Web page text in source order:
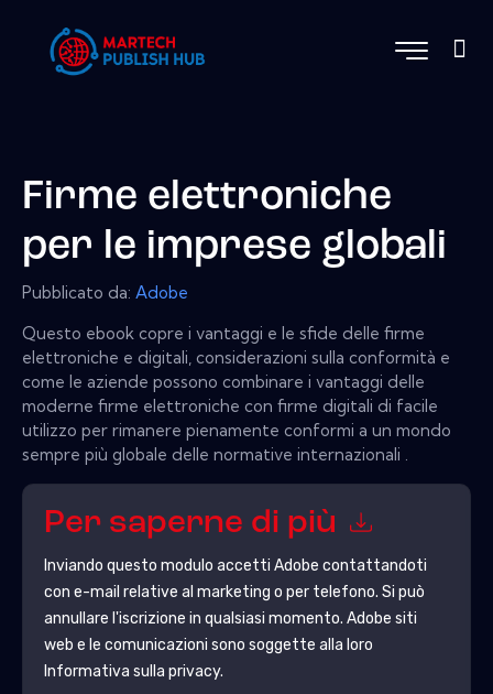
Firme elettroniche
per le imprese globali
Pubblicato da: Adobe
Questo ebook copre i vantaggi e le sfide delle firme
elettroniche e digitali, considerazioni sulla conformità e
come le aziende possono combinare i vantaggi delle
moderne firme elettroniche con firme digitali di facile
utilizzo per rimanere pienamente conformi a un mondo
sempre più globale delle normative internazionali .
Per saperne di più
Inviando questo modulo accetti Adobe contattandoti
con e-mail relative al marketing o per telefono. Si può
annullare l'iscrizione in qualsiasi momento. Adobe siti
web e le comunicazioni sono soggette alla loro
Informativa sulla privacy.